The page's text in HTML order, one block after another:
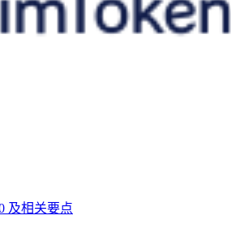
及相关要点